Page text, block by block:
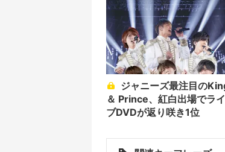
＆ Prince、紅白出場でライ
ブDVDが返り咲き1位